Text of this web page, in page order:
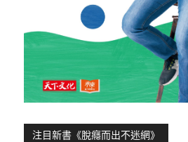
注目新書《脫癮而出不迷網》